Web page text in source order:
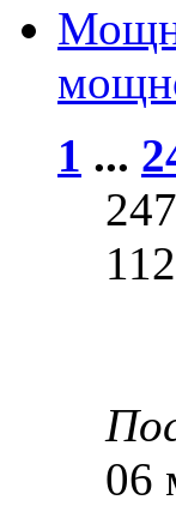
1 ...
06